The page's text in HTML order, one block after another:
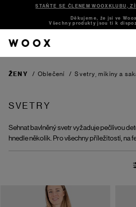
STAŇTE SE ČLENEM WOOXKLUBU,
Děkujeme, že jsi ve
Všechny produkty jsou ti k
ŽENY / Oblečení / Svetry, mikiny a
SVETRY
Sehnat bavlněný svetr vyžaduje pečlivou
hnedle několik. Pro všechny příležitosti, na